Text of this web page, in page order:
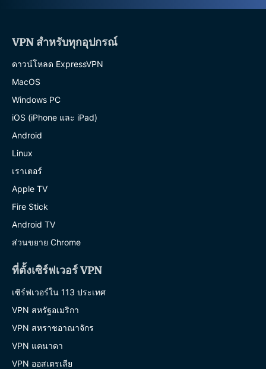
VPN สำหรับทุกอุปกรณ์
ดาวน์โหลด ExpressVPN
MacOS
Windows PC
iOS (iPhone และ iPad)
Android
Linux
เราเตอร์
Apple TV
Fire Stick
Android TV
ส่วนขยาย Chrome
ที่ตั้งเซิร์ฟเวอร์ VPN
เซิร์ฟเวอร์ใน 113 ประเทศ
VPN สหรัฐอเมริกา
VPN สหราชอาณาจักร
VPN แคนาดา
VPN ออสเตรเลีย